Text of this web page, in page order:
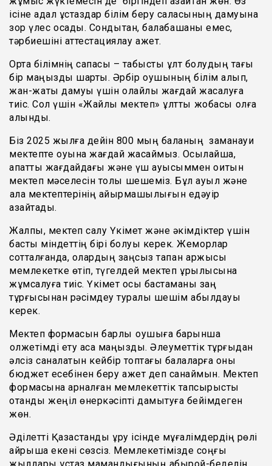
ісіне адал ұстаздар білім беру саласының дамуына
зор үлес қосады. Сондықтан, балабақшаны емес,
тәрбиешіні аттестациялау қажет.
Орта білімнің сапасы – табысты ұлт болудың тағы
бір маңызды шарты. Әрбір оқушының білім алып,
жан-жақты дамуы үшін қолайлы жағдай жасалуға
тиіс. Сол үшін «Жайлы мектеп» ұлттық жобасы қолға
алынды.
Біз 2025 жылға дейін 800 мың баланың заманауи
мектепте оқуына жағдай жасаймыз. Осылайша,
апатты жағдайдағы және үш ауысыммен оқитын
мектеп мәселесін толық шешеміз. Бұл ауыл және
қала мектептерінің айырмашылығын едәуір
азайтады.
Жалпы, мектеп салу Үкімет және әкімдіктер үшін
басты міндеттің бірі болуы керек. Жемқорлар
сотталғанда, олардың заңсыз тапқан қаржысы
мемлекетке өтіп, түгелдей мектеп құрылысына
жұмсалуға тиіс. Үкімет осы бастаманы заң
тұрғысынан рәсімдеу туралы шешім қабылдауы
керек.
Мектеп формасын барлық оқушыға барынша
қолжетімді ету аса маңызды. Әлеуметтік тұрғыдан
әлсіз саналатын кейбір топтағы балаларға оны
бюджет есебінен беру қажет деп санаймын. Мектеп
формасына арналған мемлекеттік тапсырысты
отандық жеңіл өнеркәсіпті дамытуға бейімдеген
жөн.
Әділетті Қазақстанды құру ісінде мұғалімдердің рөлі
айрықша екені сөзсіз. Мемлекетімізде соңғы
жылдары ұстаз мамандығының абырой-беделін